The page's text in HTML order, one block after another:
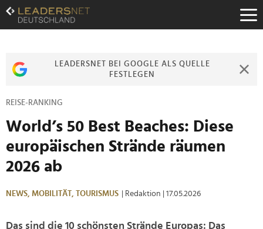
Zum
Inhalt
Zur
Zur
LEADERSNET BEI GOOGLE ALS QUELLE
FESTLEGEN
REISE-RANKING
World’s 50 Best Beaches: Diese
europäischen Strände räumen
2026 ab
NEWS, MOBILITÄT, TOURISMUS | Redaktion | 17.05.2026
Das sind die 10 schönsten Strände Europas: Das